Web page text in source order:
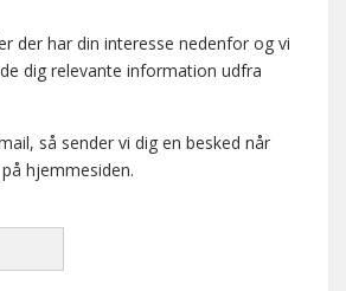
der har din interesse nedenfor og vi
dig relevante information udfra
så sender vi dig en besked når
hjemmesiden.